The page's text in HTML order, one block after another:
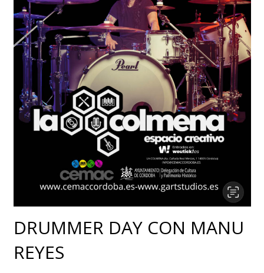
DRUMMER DAY CON MANU
REYES